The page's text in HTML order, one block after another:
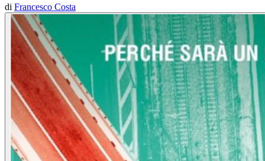
di Francesco Costa